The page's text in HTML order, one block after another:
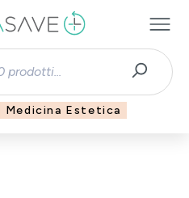
Medicina Estetica